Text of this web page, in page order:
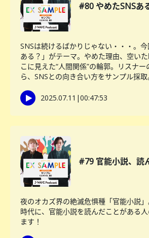
#80 やめたSNSあ
SNSは続けるばかりじゃない・・・。
ある？」がテーマ。やめた理由、空い
こに見えた“人間関係”の輪郭。リスナ
ら、SNSとの向き合い方をサンプル採取
2025.07.11 |00:47:53
#79 官能小説、読
夜のオカズ界の絶滅危惧種「官能小説
時代に、官能小説を読んだことがある
ます！